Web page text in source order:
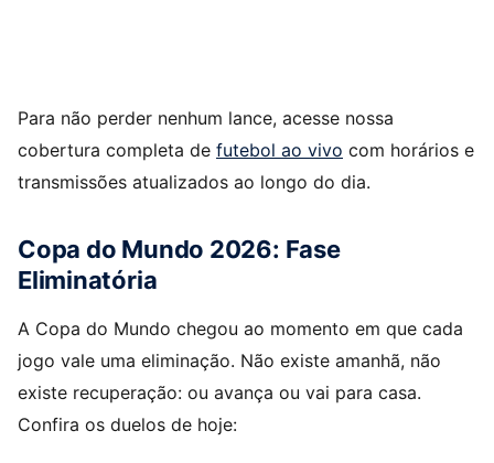
Para não perder nenhum lance, acesse nossa
cobertura completa de futebol ao vivo com horários e
transmissões atualizados ao longo do dia.
Copa do Mundo 2026: Fase
Eliminatória
A Copa do Mundo chegou ao momento em que cada
jogo vale uma eliminação. Não existe amanhã, não
existe recuperação: ou avança ou vai para casa.
Confira os duelos de hoje: